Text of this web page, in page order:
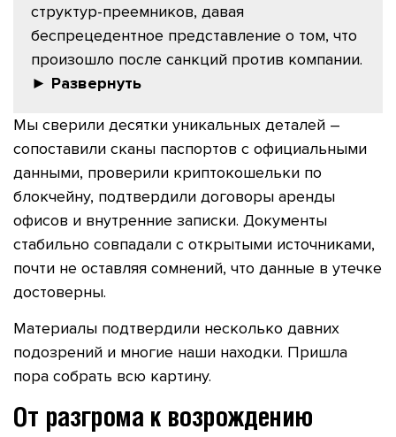
структур-преемников, давая
беспрецедентное представление о том, что
произошло после санкций против компании.
► Развернуть
Мы сверили десятки уникальных деталей –
сопоставили сканы паспортов с официальными
данными, проверили криптокошельки по
блокчейну, подтвердили договоры аренды
офисов и внутренние записки. Документы
стабильно совпадали с открытыми источниками,
почти не оставляя сомнений, что данные в утечке
достоверны.
Материалы подтвердили несколько давних
подозрений и многие наши находки. Пришла
пора собрать всю картину.
От разгрома к возрождению